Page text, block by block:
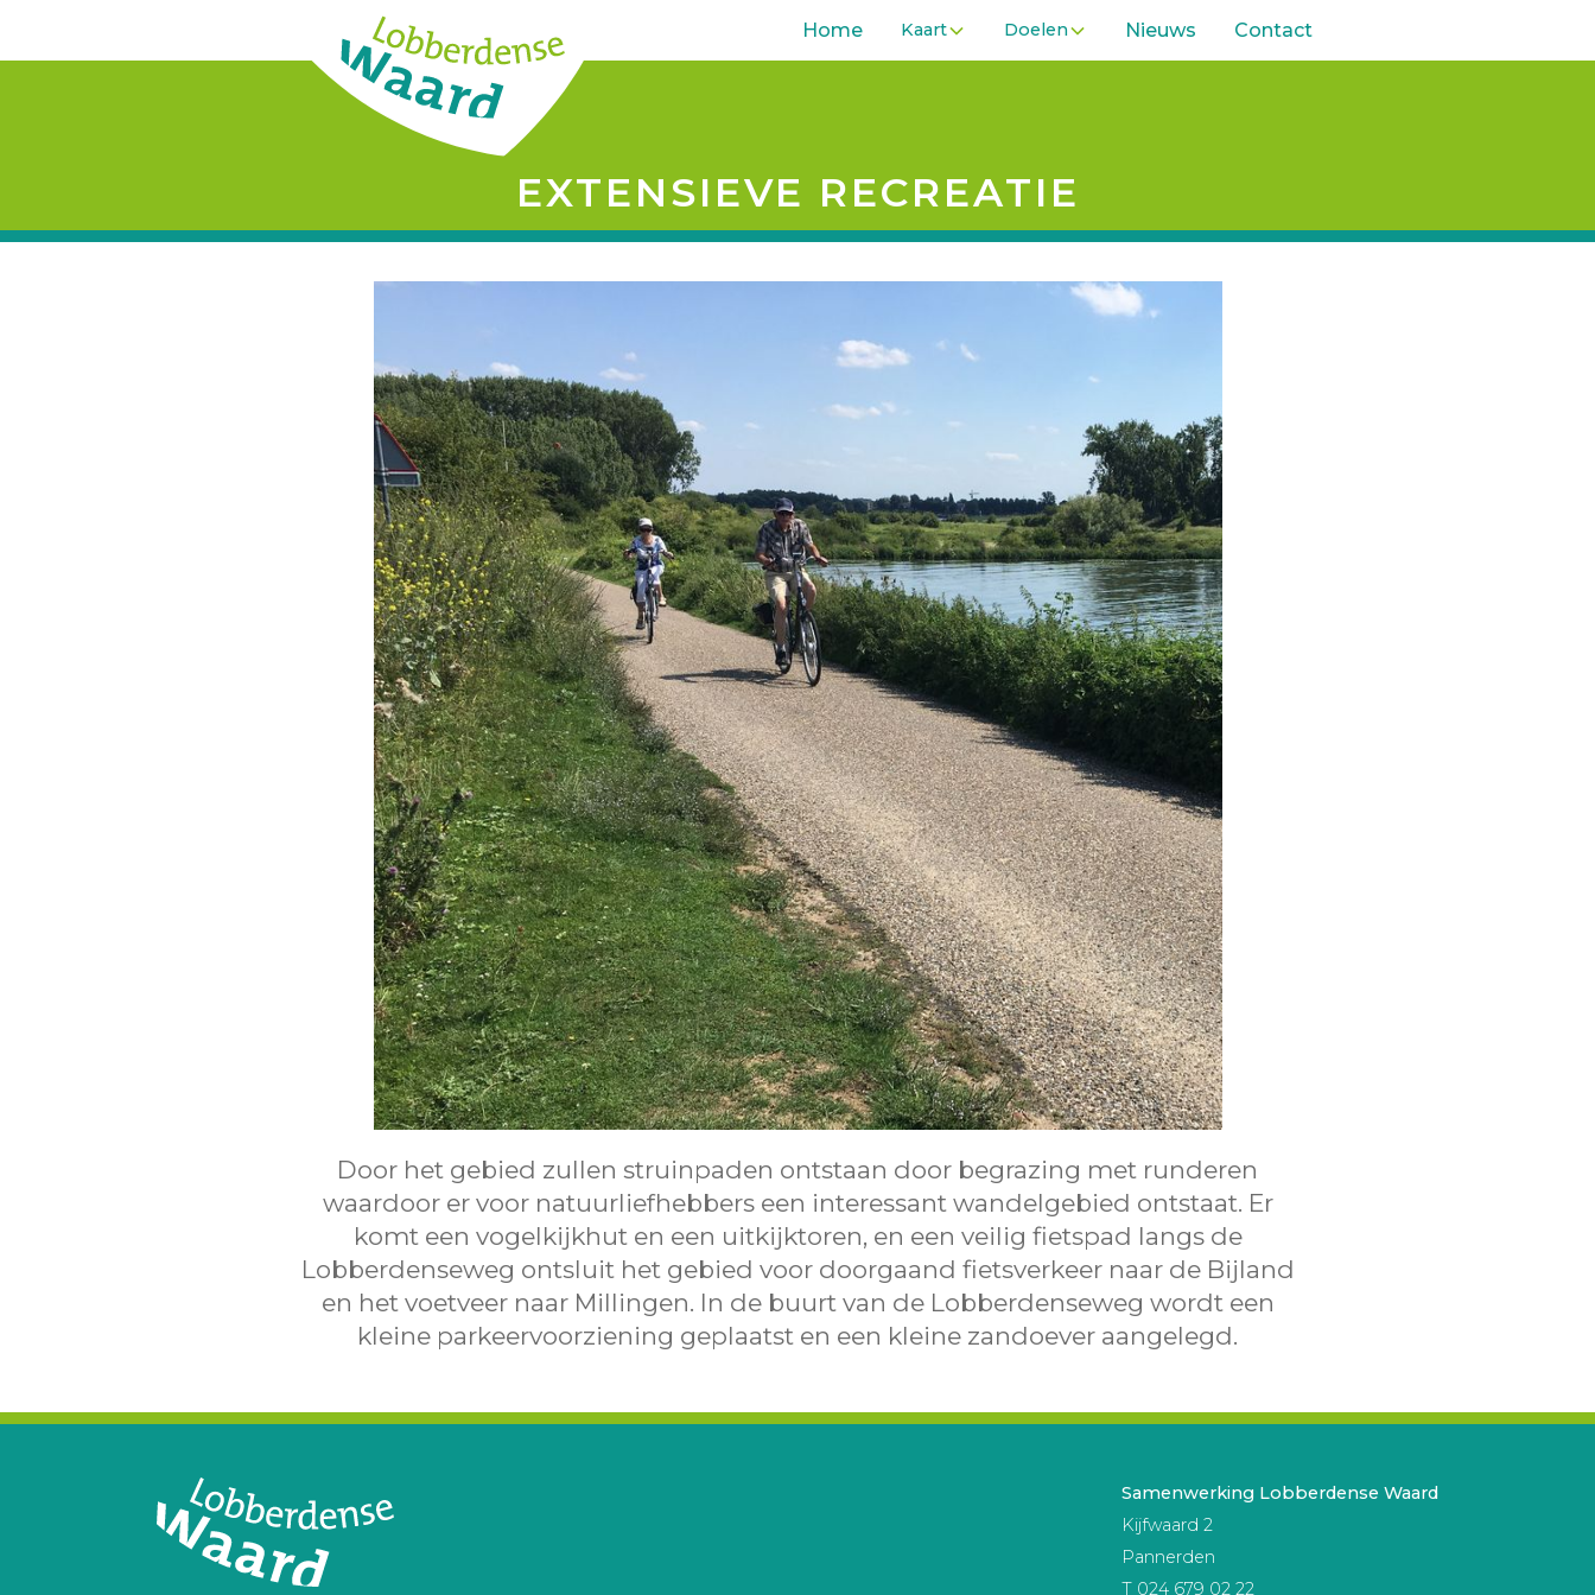
Home Kaart Doelen Nieuws Contact
EXTENSIEVE RECREATIE
Door het gebied zullen struinpaden ontstaan door begrazing met runderen
waardoor er voor natuur­­lief­hebbers een interessant wandelgebied ontstaat. Er
komt een vogelkijkhut en een uitkijk­toren, en een veilig fietspad langs de
Lobberdenseweg ontsluit het gebied voor doorgaand fietsverkeer naar de Bijland
en het voetveer naar Millingen. In de buurt van de Lobberdenseweg wordt een
kleine parkeer­­voorziening geplaatst en een kleine zand­oever aangelegd.
Samenwerking Lobberdense Waard
Kijfwaard 2
Pannerden
T 024 679 02 22